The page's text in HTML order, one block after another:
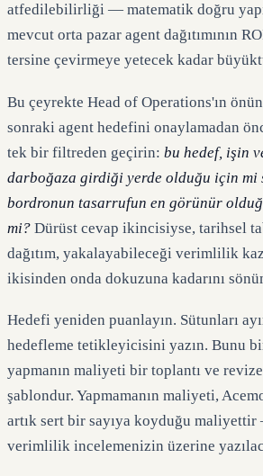
atfedilebilirliği — matematik doğru
mevcut orta pazar agent dağıtımının
tersine çevirmeye yetecek kadar
Bu çeyrekte Head of Operations'ın
sonraki agent hedefini onaylamadan
tek bir filtreden geçirin: bu hedef, işin
darboğaza girdiği yerde olduğu için mi
bordronun tasarrufun en görünür
mi? Dürüst cevap ikincisiyse, tarihsel
dağıtım, yakalayabileceği verimlilik
ikisinden onda dokuzuna kadarını
Hedefi yeniden puanlayın. Sütunları
hedefleme tetikleyicisini yazın. Bunu
yapmanın maliyeti bir toplantı ve
şablondur. Yapmamanın maliyeti,
artık sert bir sayıya koyduğu
verimlilik incelemenizin üzerine